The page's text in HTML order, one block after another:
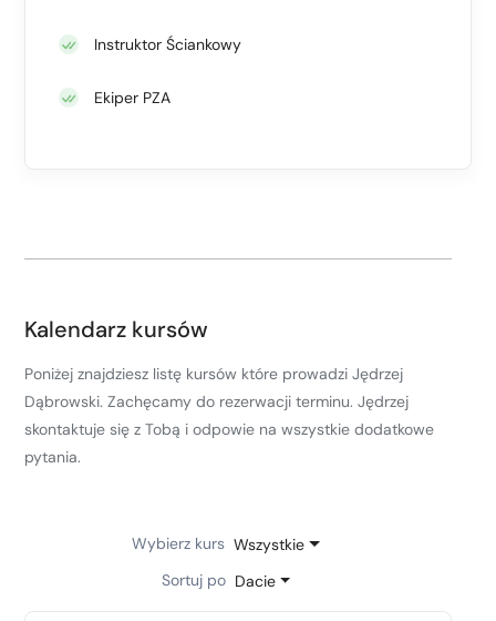
Instruktor Ściankowy
Ekiper PZA
Kalendarz kursów
Poniżej znajdziesz listę kursów które prowadzi Jędrzej
Dąbrowski. Zachęcamy do rezerwacji terminu. Jędrzej
skontaktuje się z Tobą i odpowie na wszystkie dodatkowe
pytania.
Wybierz kurs Wszystkie
Sortuj po Dacie